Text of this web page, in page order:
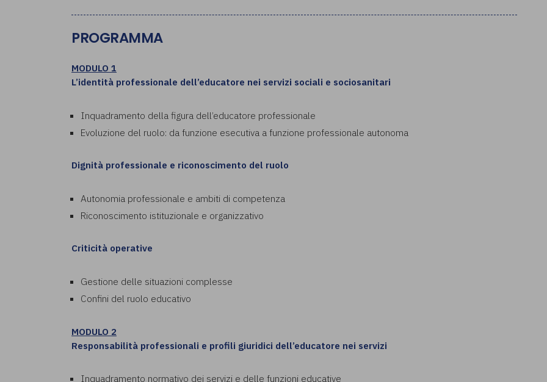
PROGRAMMA
MODULO 1
L’identità professionale dell’educatore nei servizi sociali e sociosanitari
Inquadramento della figura dell’educatore professionale
Evoluzione del ruolo: da funzione esecutiva a funzione professionale autonoma
Dignità professionale e riconoscimento del ruolo
Autonomia professionale e ambiti di competenza
Riconoscimento istituzionale e organizzativo
Criticità operative
Gestione delle situazioni complesse
Confini del ruolo educativo
MODULO 2
Responsabilità professionali e profili giuridici dell’educatore nei servizi
Inquadramento normativo dei servizi e delle funzioni educative